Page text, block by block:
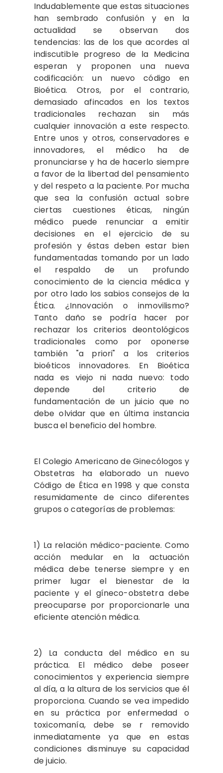
Indudablemente que estas situaciones
han sembrado confusión y en la
actualidad se observan dos
tendencias: las de los que acordes al
indiscutible progreso de la Medicina
esperan y proponen una nueva
codificación: un nuevo código en
Bioética. Otros, por el contrario,
demasiado afincados en los textos
tradicionales rechazan sin más
cualquier innovación a este respecto.
Entre unos y otros, conservadores e
innovadores, el médico ha de
pronunciarse y ha de hacerlo siempre
a favor de la libertad del pensamiento
y del respeto a la paciente. Por mucha
que sea la confusión actual sobre
ciertas cuestiones éticas, ningún
médico puede renunciar a emitir
decisiones en el ejercicio de su
profesión y éstas deben estar bien
fundamentadas tomando por un lado
el respaldo de un profundo
conocimiento de la ciencia médica y
por otro lado los sabios consejos de la
Ética. ¿Innovación o inmovilismo?
Tanto daño se podría hacer por
rechazar los criterios deontológicos
tradicionales como por oponerse
también "a priori" a los criterios
bioéticos innovadores. En Bioética
nada es viejo ni nada nuevo: todo
depende del criterio de
fundamentación de un juicio que no
debe olvidar que en última instancia
busca el beneficio del hombre.
El Colegio Americano de Ginecólogos y
Obstetras ha elaborado un nuevo
Código de Ética en 1998 y que consta
resumidamente de cinco diferentes
grupos o categorías de problemas:
1) La relación médico-paciente. Como
acción medular en la actuación
médica debe tenerse siempre y en
primer lugar el bienestar de la
paciente y el gíneco-obstetra debe
preocuparse por proporcionarle una
eficiente atención médica.
2) La conducta del médico en su
práctica. El médico debe poseer
conocimientos y experiencia siempre
al día, a la altura de los servicios que él
proporciona. Cuando se vea impedido
en su práctica por enfermedad o
toxicomanía, debe se r removido
inmediatamente ya que en estas
condiciones disminuye su capacidad
de juicio.